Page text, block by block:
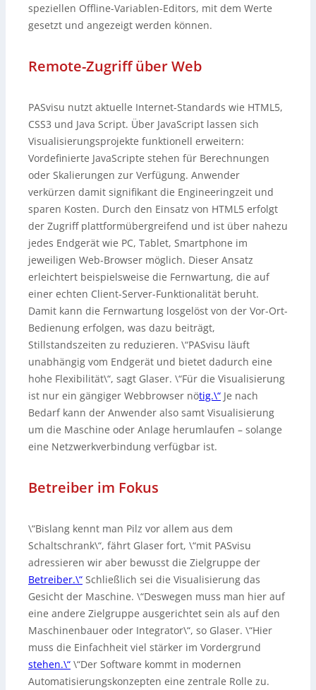
speziellen Offline-Variablen-Editors, mit dem Werte
gesetzt und angezeigt werden können.
Remote-Zugriff über Web
PASvisu nutzt aktuelle Internet-Standards wie HTML5,
CSS3 und Java Script. Über JavaScript lassen sich
Visualisierungsprojekte funktionell erweitern:
Vordefinierte JavaScripte stehen für Berechnungen
oder Skalierungen zur Verfügung. Anwender
verkürzen damit signifikant die Engineeringzeit und
sparen Kosten. Durch den Einsatz von HTML5 erfolgt
der Zugriff plattformübergreifend und ist über nahezu
jedes Endgerät wie PC, Tablet, Smartphone im
jeweiligen Web-Browser möglich. Dieser Ansatz
erleichtert beispielsweise die Fernwartung, die auf
einer echten Client-Server-Funktionalität beruht.
Damit kann die Fernwartung losgelöst von der Vor-Ort-
Bedienung erfolgen, was dazu beiträgt,
Stillstandszeiten zu reduzieren. \“PASvisu läuft
unabhängig vom Endgerät und bietet dadurch eine
hohe Flexibilität\“, sagt Glaser. \“Für die Visualisierung
ist nur ein gängiger Webbrowser nötig.\“ Je nach
Bedarf kann der Anwender also samt Visualisierung
um die Maschine oder Anlage herumlaufen – solange
eine Netzwerkverbindung verfügbar ist.
Betreiber im Fokus
\“Bislang kennt man Pilz vor allem aus dem
Schaltschrank\“, fährt Glaser fort, \“mit PASvisu
adressieren wir aber bewusst die Zielgruppe der
Betreiber.\“ Schließlich sei die Visualisierung das
Gesicht der Maschine. \“Deswegen muss man hier auf
eine andere Zielgruppe ausgerichtet sein als auf den
Maschinenbauer oder Integrator\“, so Glaser. \“Hier
muss die Einfachheit viel stärker im Vordergrund
stehen.\“ \“Der Software kommt in modernen
Automatisierungskonzepten eine zentrale Rolle zu.